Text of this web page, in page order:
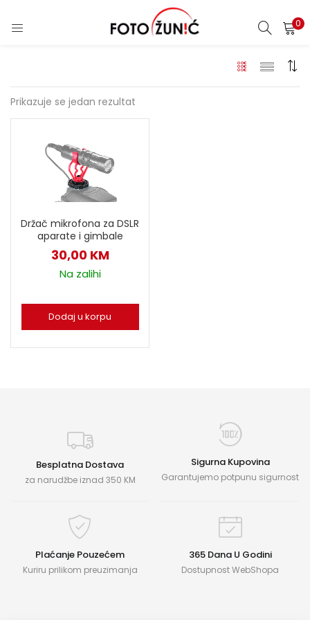
0
Prikazuje se jedan rezultat
Držač mikrofona za DSLR
aparate i gimbale
30,00 KM
Na zalihi
Dodaj u korpu
Besplatna Dostava
za narudžbe iznad 350 KM
Sigurna Kupovina
Garantujemo potpunu sigurnost
Plaćanje Pouzećem
Kuriru prilikom preuzimanja
365 Dana U Godini
Dostupnost WebShopa